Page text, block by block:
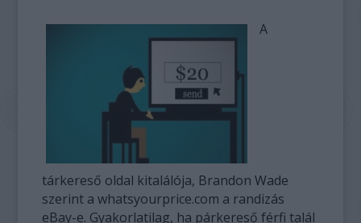
A
tárkereső oldal kitalálója, Brandon Wade
szerint a whatsyourprice.com a randizás
eBay-e. Gyakorlatilag, ha párkereső férfi talál